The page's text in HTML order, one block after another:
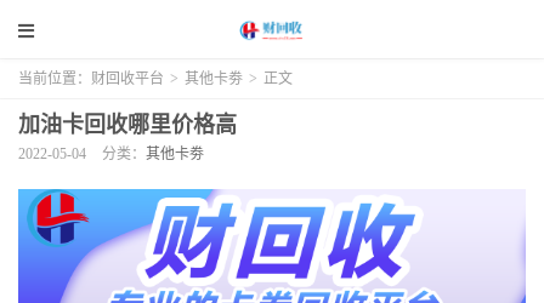
当前位置： 财回收平台 > 其他卡劵 > 正文
加油卡回收哪里价格高
2022-05-04 分类： 其他卡劵